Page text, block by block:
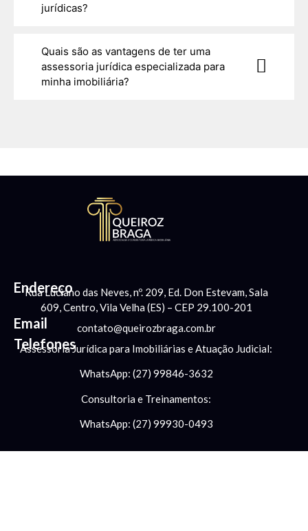
jurídicas?
Quais são as vantagens de ter uma
assessoria jurídica especializada para
minha imobiliária?
Endereço
Rua Luciano das Neves, nº. 209, Ed. Don Estevam, Sala
609, Centro, Vila Velha (ES) – CEP 29.100-201
Email contato@queirozbraga.com.br
Telefones
Assessoria Jurídica para Imobiliárias e Atuação Judicial:
WhatsApp: (27) 99846-3632
Consultoria e Treinamentos:
WhatsApp: (27) 99930-0493